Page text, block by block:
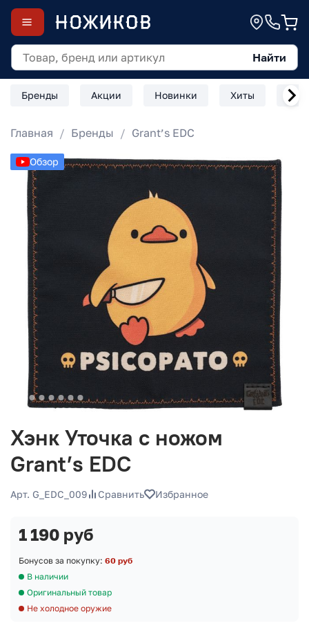
Найти
Бренды Акции Новинки Хиты
Главная Бренды Grant’s EDC
Обзор
Хэнк Уточка с ножом
Grant’s EDC
Арт. G_EDC_009 Сравнить Избранное
1 190 руб
Бонусов за покупку: 60 руб
В наличии
Оригинальный товар
Не холодное оружие